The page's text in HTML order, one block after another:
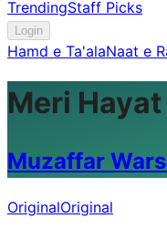
TrendingStaff Picks
Login
Hamd e Ta'alaNaat e
Meri
Muzaffar
OriginalOriginal